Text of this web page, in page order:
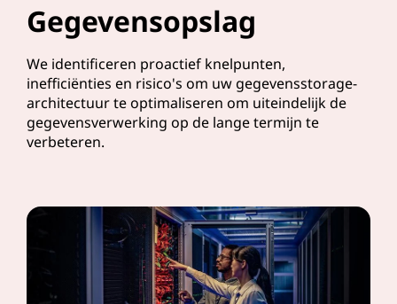
Gegevensopslag
We identificeren proactief knelpunten,
inefficiënties en risico's om uw gegevensstorage-
architectuur te optimaliseren om uiteindelijk de
gegevensverwerking op de lange termijn te
verbeteren.